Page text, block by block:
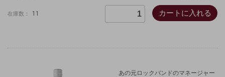
在庫数： 11 カートに入れる
あの元ロックバンドのマネージャー